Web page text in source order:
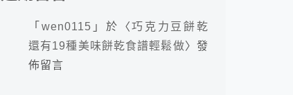
「 wen0115 」於〈巧克力豆餅乾
還有19種美味餅乾食譜輕鬆做〉發
佈留言